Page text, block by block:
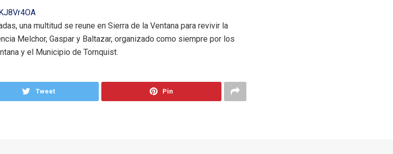
una multitud se reune en Sierra de la Ventana para revivir la
Melchor, Gaspar y Baltazar, organizado como siempre por los
y el Municipio de Tornquist.
Tweet Pin